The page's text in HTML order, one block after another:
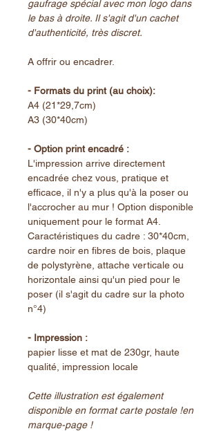
gaufrage spécial avec mon logo dans
le bas à droite. Il s'agit d'un cachet
d'authenticité, très discret.
A offrir ou encadrer.
- Formats du print (au choix):
A4 (21*29,7cm)
A3 (30*40cm)
- Option print encadré :
L'impression arrive directement
encadrée chez vous, pratique et
efficace, il n'y a plus qu'à la poser ou
l'accrocher au mur ! Option disponible
uniquement pour le format A4.
Caractéristiques du cadre : 30*40cm,
cardre noir en fibres de bois, plaque
de polystyrène, attache verticale ou
horizontale ainsi qu'un pied pour le
poser (il s'agit du cadre sur la photo
n°4)
- Impression :
papier lisse et mat de 230gr, haute
qualité, impression locale
Cette illustration est également
disponible en format carte postale !en
marque-page !